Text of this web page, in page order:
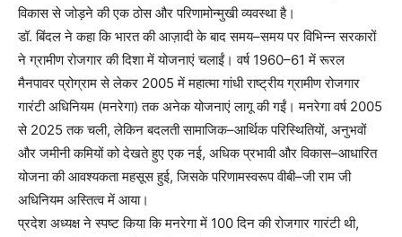
विकास से जोड़ने की एक ठोस और परिणामोन्मुखी व्यवस्था है।
डॉ. बिंदल ने कहा कि भारत की आज़ादी के बाद समय–समय पर विभिन्न सरकारों
ने ग्रामीण रोजगार की दिशा में योजनाएं चलाईं। वर्ष 1960–61 में रूरल
मैनपावर प्रोग्राम से लेकर 2005 में महात्मा गांधी राष्ट्रीय ग्रामीण रोजगार
गारंटी अधिनियम (मनरेगा) तक अनेक योजनाएं लागू की गईं। मनरेगा वर्ष 2005
से 2025 तक चली, लेकिन बदलती सामाजिक–आर्थिक परिस्थितियों, अनुभवों
और जमीनी कमियों को देखते हुए एक नई, अधिक प्रभावी और विकास–आधारित
योजना की आवश्यकता महसूस हुई, जिसके परिणामस्वरूप वीबी–जी राम जी
अधिनियम अस्तित्व में आया।
प्रदेश अध्यक्ष ने स्पष्ट किया कि मनरेगा में 100 दिन की रोजगार गारंटी थी,